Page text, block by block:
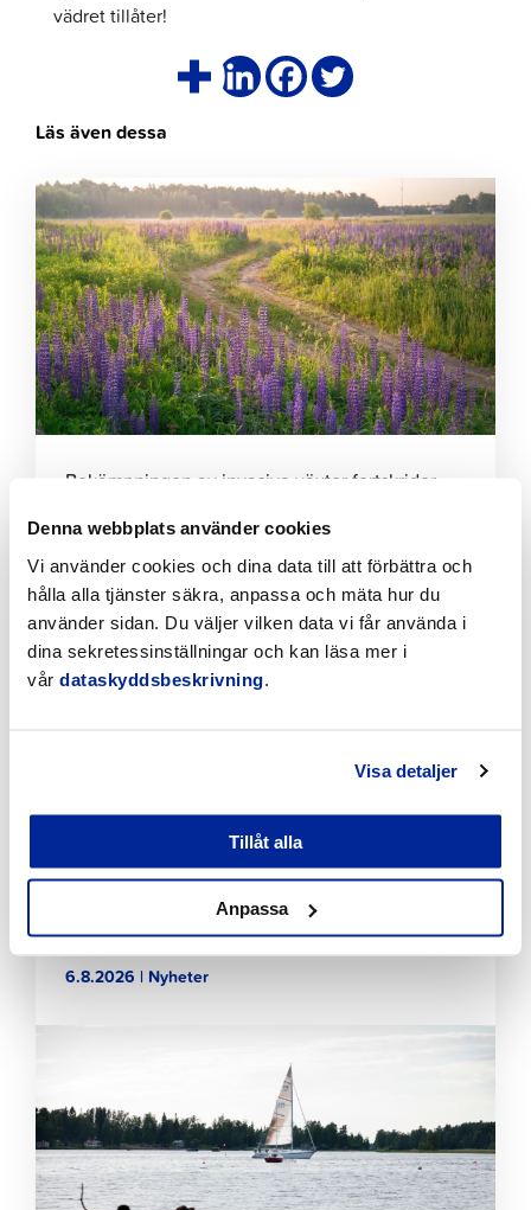
Denna webbplats använder cookies
Vi använder cookies och dina data till att förbättra och
hålla alla tjänster säkra, anpassa och mäta hur du
använder sidan. Du väljer vilken data vi får använda i
dina sekretessinställningar och kan läsa mer i
vår dataskyddsbeskrivning
Visa detaljer
Tillåt alla
Anpassa
vädret tillåter!
Läs även dessa
Klicka
för
att
läsa
artikeln
Bekämpningen av invasiva växter fortskrider
7.8.2026 | Nyheter
Klicka
för
att
läsa
korsningen mellan Stationsvägen och
Jakobsgatan
6.8.2026 | Nyheter
läsa
artikeln